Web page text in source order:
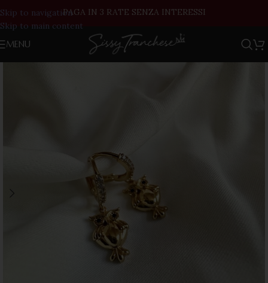
Skip to navigation
Skip to main content
PAGA IN 3 RATE SENZA INTERESSI
MENU